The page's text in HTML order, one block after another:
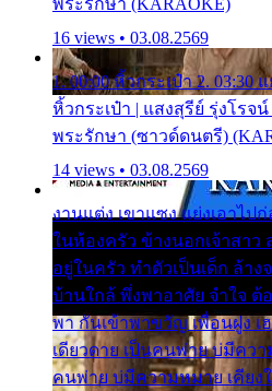
16 views • 03.08.2569
1. 00:00 หิ้วกระเป๋า 2. 03:30
หิ้วกระเป๋า | แสงสุรีย์ รุ่งโรจ
พระรักษา (ซาวด์ดนตรี)
14 views • 03.08.2569
งานแต่ง เขาแซง แย่งเอาไ
ในห้องครัว ข้างนอกเจ้าสาว
อยู่ในครัว ทำตัวเป็นเด็ก ล้าง
บ้านใกล้ พึ่งพาอาศัย จำใจ ต้
พา กันเข้าพาขวัญ เพื่อนฝูง เ
เดียวดาย เป็นคนพ่าย บ่มีควา
คนพ่าย บ่มีความหมาย เคียงใ